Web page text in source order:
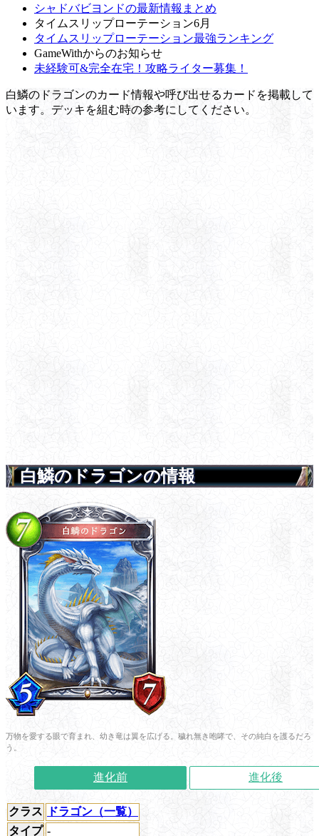
シャドバビヨンドの最新情報まとめ
タイムスリップローテーション6月
タイムスリップローテーション最強ランキング
GameWithからのお知らせ
未経験可&完全在宅！攻略ライター募集！
白鱗のドラゴンのカード情報や呼び出せるカードを掲載して
います。デッキを組む時の参考にしてください。
白鱗のドラゴンの情報
万物を愛する眼で育まれ、幼き竜は翼を広げる。穢れ無き咆哮で、その純白を護るだろ
う。
進化前 進化後
クラス
ドラゴン（一覧）
タイプ -